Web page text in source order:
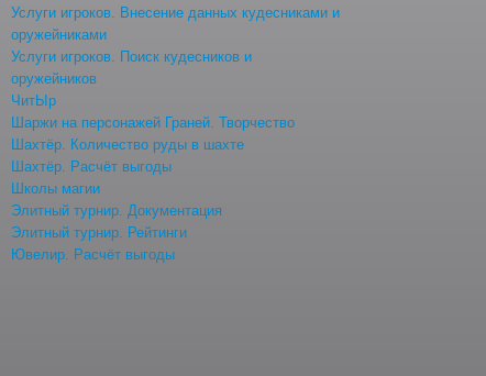
Услуги игроков. Внесение данных кудесниками и
оружейниками
Услуги игроков. Поиск кудесников и
оружейников
ЧитЫр
Шаржи на персонажей Граней. Творчество
Шахтёр. Количество руды в шахте
Шахтёр. Расчёт выгоды
Школы магии
Элитный турнир. Документация
Элитный турнир. Рейтинги
Ювелир. Расчёт выгоды